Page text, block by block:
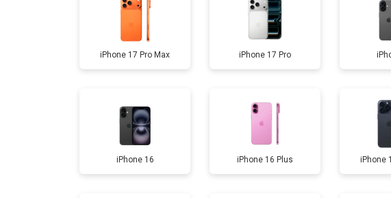
Замена разъема зарядки
Замена микрофона
Замена камеры
Ремонт FaceID
iPhone 17 Pro Max iPhone 17 Pro
iPhone 16 iPhone 16 Plus iPhone